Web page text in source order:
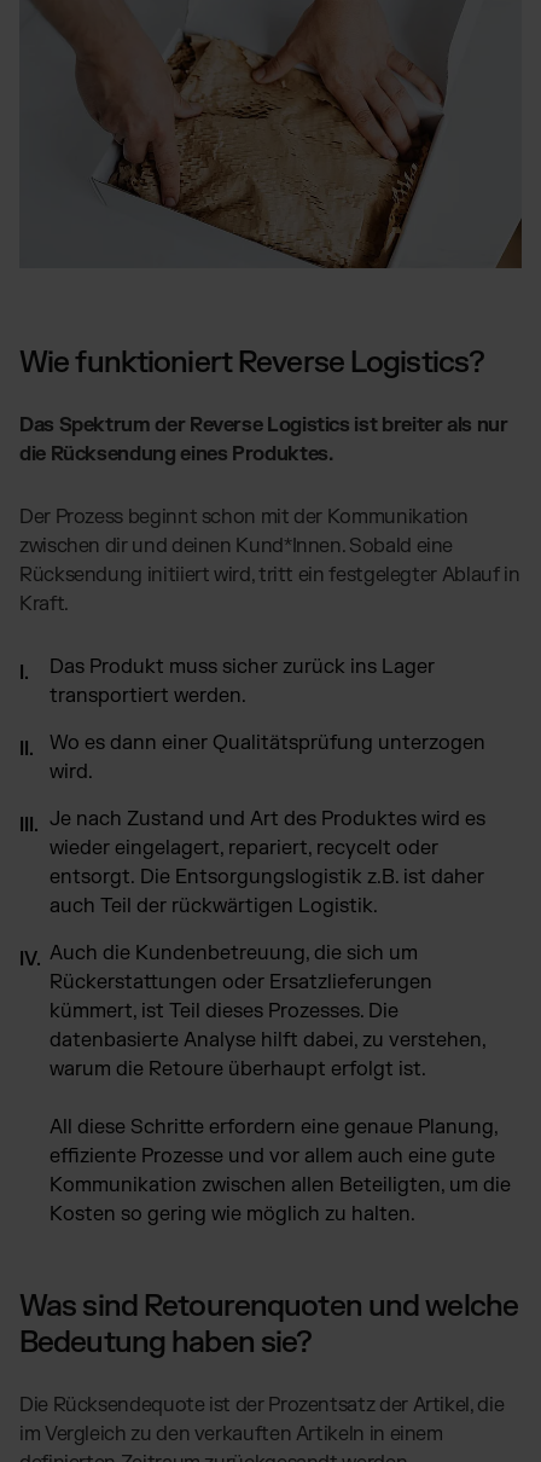
Wie funktioniert Reverse Logistics?
Das Spektrum der Reverse Logistics ist breiter als nur
die Rücksendung eines Produktes.
Der Prozess beginnt schon mit der Kommunikation
zwischen dir und deinen Kund*Innen. Sobald eine
Rücksendung initiiert wird, tritt ein festgelegter Ablauf in
Kraft.
Das Produkt muss sicher zurück ins Lager
transportiert werden.
Wo es dann einer Qualitätsprüfung unterzogen
wird.
Je nach Zustand und Art des Produktes wird es
wieder eingelagert, repariert, recycelt oder
entsorgt. Die Entsorgungslogistik z.B. ist daher
auch Teil der rückwärtigen Logistik.
Auch die Kundenbetreuung, die sich um
Rückerstattungen oder Ersatzlieferungen
kümmert, ist Teil dieses Prozesses. Die
datenbasierte Analyse hilft dabei, zu verstehen,
warum die Retoure überhaupt erfolgt ist.
All diese Schritte erfordern eine genaue Planung,
effiziente Prozesse und vor allem auch eine gute
Kommunikation zwischen allen Beteiligten, um die
Kosten so gering wie möglich zu halten.
Was sind Retourenquoten und welche
Bedeutung haben sie?
Die Rücksendequote ist der Prozentsatz der Artikel, die
im Vergleich zu den verkauften Artikeln in einem